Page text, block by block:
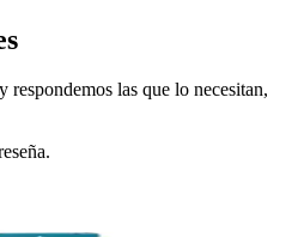
respondemos las que lo necesitan,